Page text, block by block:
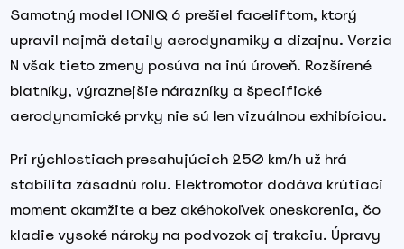
Samotný model IONIQ 6 prešiel faceliftom, ktorý
upravil najmä detaily aerodynamiky a dizajnu. Verzia
N však tieto zmeny posúva na inú úroveň. Rozšírené
blatníky, výraznejšie nárazníky a špecifické
aerodynamické prvky nie sú len vizuálnou exhibíciou.
Pri rýchlostiach presahujúcich 250 km/h už hrá
stabilita zásadnú rolu. Elektromotor dodáva krútiaci
moment okamžite a bez akéhokoľvek oneskorenia, čo
kladie vysoké nároky na podvozok aj trakciu. Úpravy